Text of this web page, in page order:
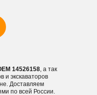
14526158, а так
и экскаваторов
Доставляем
по всей России.